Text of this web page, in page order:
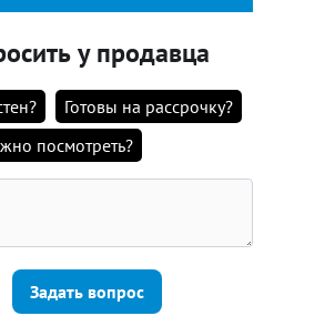
у продавца
Готовы на рассрочку?
посмотреть?
Задать вопрос